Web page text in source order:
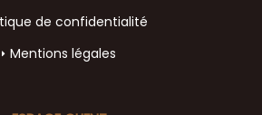
de confidentialité
Mentions légales